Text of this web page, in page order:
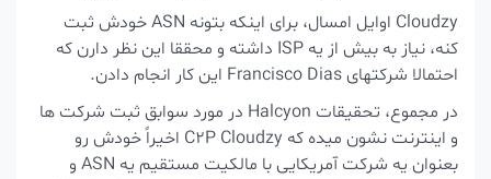
Cloudzy اوایل امسال، برای اینکه بتونه ASN خودش ثبت
کنه، نیاز به بیش از یه ISP داشته و محققا این نظر دارن که
احتمالا شرکتهای Francisco Dias این کار انجام دادن.
در مجموع، تحقیقات Halcyon در مورد سوابق ثبت شرکت ها
و اینترنت نشون میده که C2P Cloudzy اخیراً خودش رو
بعنوان یه شرکت آمریکایی با مالکیت مستقیم یه ASN و